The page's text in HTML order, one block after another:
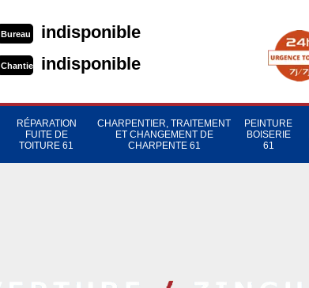
Bureau indisponible
Chantier indisponible
RÉPARATION
FUITE DE
TOITURE 61
CHARPENTIER, TRAITEMENT
ET CHANGEMENT DE
CHARPENTE 61
PEINTURE
BOISERIE
61